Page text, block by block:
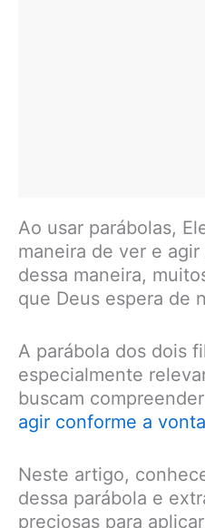
Ao usar parábolas,
maneira de ver e
dessa maneira,
que Deus espera de
A parábola dos dois
especialmente
buscam
agir conforme a
Neste artigo,
dessa parábola e
preciosas para